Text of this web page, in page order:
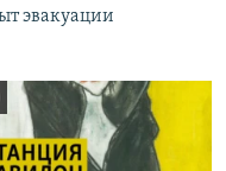
эвакуации